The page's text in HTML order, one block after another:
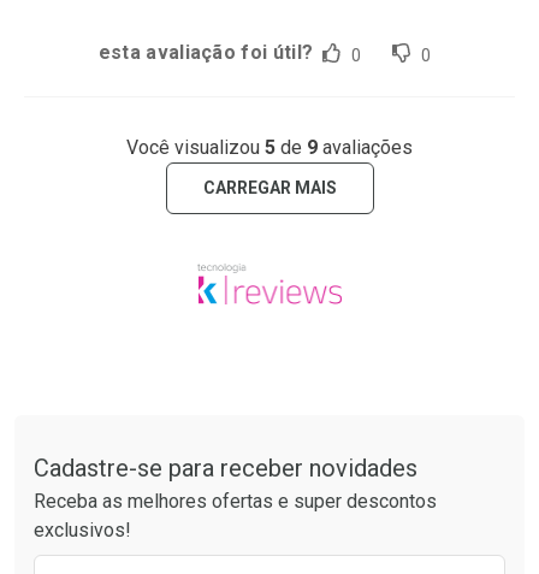
esta avaliação foi útil? 0 0
Você visualizou 5 de 9 avaliações
CARREGAR MAIS
Cadastre-se para receber novidades
Receba as melhores ofertas e super descontos
exclusivos!